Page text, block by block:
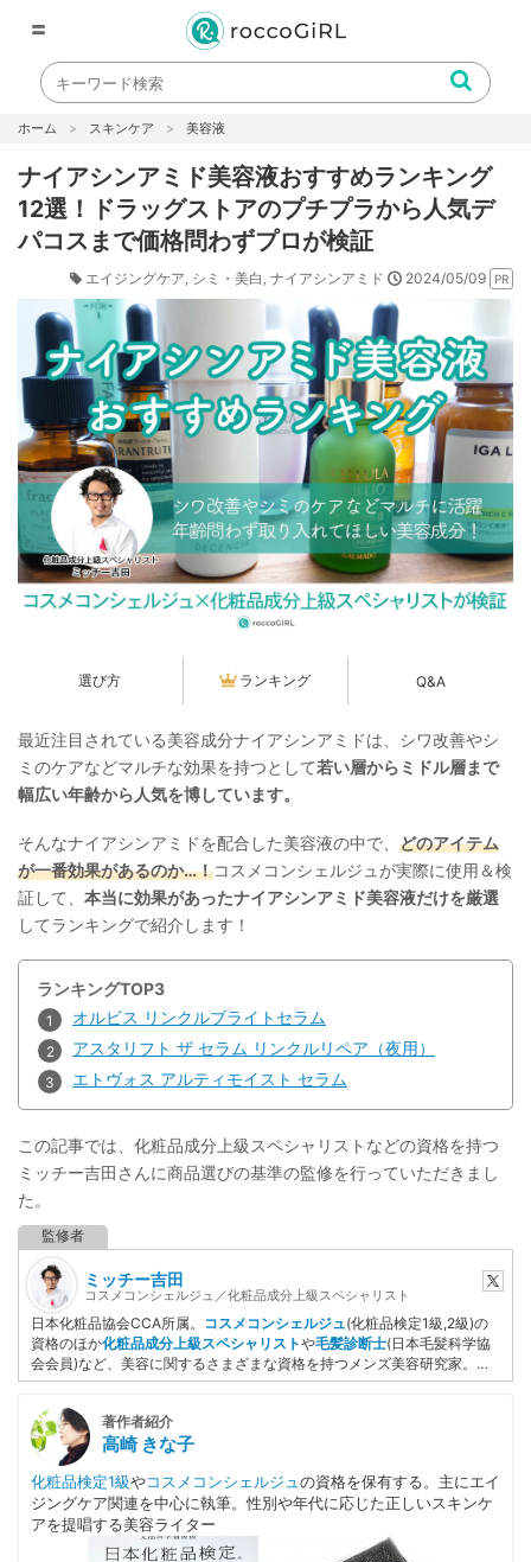
〓
ホーム スキンケア 美容液
ナイアシンアミド美容液おすすめランキング
12選！ドラッグストアのプチプラから人気デ
パコスまで価格問わずプロが検証
エイジングケア シミ・美白 ナイアシンアミド 2024/05/09
選び方 ランキング Q&A
最近注目されている美容成分ナイアシンアミドは、シワ改善やシ
ミのケアなどマルチな効果を持つとして若い層からミドル層まで
幅広い年齢から人気を博しています。
そんなナイアシンアミドを配合した美容液の中で、 どのアイテム
が一番効果があるのか…！コスメコンシェルジュが実際に使用＆検
証して、 本当に効果があったナイアシンアミド美容液だけを厳選
してランキングで紹介します！
ランキングTOP3
オルビス リンクルブライトセラム
アスタリフト ザ セラム リンクルリペア（夜用）
エトヴォス アルティモイスト セラム
この記事では、化粧品成分上級スペシャリストなどの資格を持つ
ミッチー吉田さんに商品選びの基準の監修を行っていただきまし
た。
ミッチー吉田
コスメコンシェルジュ／化粧品成分上級スペシャリスト
日本化粧品協会CCA所属。 コスメコンシェルジュ (化粧品検定1級,2級)の
資格のほか化粧品成分上級スペシャリストや毛髪診断士(日本毛髪科学協
会会員)など、美容に関するさまざまな資格を持つメンズ美容研究家。妻
の肌トラブルをケアするために化粧品検定を取得後、美容ライターとして
る。YMAA（薬機法医療法認証）取得者。
著作者紹介
高崎 きな子
化粧品検定1級やコスメコンシェルジュ の資格を保有する。主にエイ
ジングケア関連を中心に執筆。性別や年代に応じた正しいスキンケ
アを提唱する美容ライター